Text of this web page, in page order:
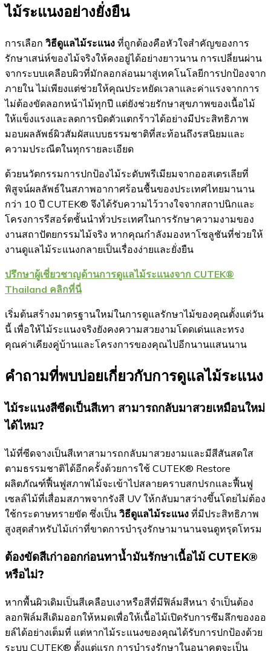
ไม้ระแนงอย่างยั่งยืน
การเลือก วิธีดูแลไม้ระแนง ที่ถูกต้องคือหัวใจสำคัญของการ
รักษาเสน่ห์ของไม้จริงให้คงอยู่ได้อย่างยาวนาน การเปลี่ยนผ่าน
จากระบบเคลือบผิวที่มักลอกล่อนมาสู่เทคโนโลยีการปกป้องจาก
ภายใน ไม่เพียงแต่ช่วยให้คุณประหยัดเวลาและค่าแรงจากการ
ไม่ต้องขัดลอกหน้าไม้ทุกปี แต่ยังช่วยรักษาสุขภาพของเนื้อไม้
ให้แข็งแรงและลดการบิดตัวแตกร้าวได้อย่างมีประสิทธิภาพ
มอบผลลัพธ์ผิวสัมผัสแบบธรรมชาติที่สะท้อนถึงรสนิยมและ
ความประณีตในทุกรายละเอียด
ด้วยนวัตกรรมการปกป้องไม้ระดับพรีเมียมจากออสเตรเลียที่
พิสูจน์ผลลัพธ์ในสภาพอากาศร้อนชื้นของประเทศไทยมานาน
กว่า 10 ปี CUTEK® จึงได้รับความไว้วางใจจากสถาปนิกและ
โครงการรีสอร์ตชั้นนำทั่วประเทศในการรักษาความงามของ
งานสถาปัตยกรรมไม้จริง หากคุณกำลังมองหาโซลูชันที่ช่วยให้
งานดูแลไม้ระแนงกลายเป็นเรื่องง่ายและยั่งยืน
ปรึกษาผู้เชี่ยวชาญด้านการดูแลไม้ระแนงจาก CUTEK®
Thailand คลิกที่นี่
เริ่มต้นสร้างมาตรฐานใหม่ในการดูแลรักษาไม้ของคุณตั้งแต่วัน
นี้ เพื่อให้ไม้ระแนงจริงยังคงความสวยงามโดดเด่นและทรง
คุณค่าเคียงคู่บ้านและโครงการของคุณไปอีกนานแสนนาน
คำถามที่พบบ่อยเกี่ยวกับการดูแลไม้ระแนง
ไม้ระแนงสีซีดเป็นสีเทา สามารถกลับมาสวยเหมือนใหม่
ได้ไหม?
ไม้ที่ซีดจางเป็นสีเทาสามารถกลับมาสวยงามและมีสีสันสดใส
ตามธรรมชาติได้อีกครั้งด้วยการใช้ CUTEK® Restore
ผลิตภัณฑ์ฟื้นฟูสภาพไม้จะเข้าไปสลายคราบสกปรกและฟื้นฟู
เซลล์ไม้ที่เสื่อมสภาพจากรังสี UV ให้กลับมาสว่างขึ้นโดยไม่ต้อง
ใช้กระดาษทรายขัด ซึ่งเป็น วิธีดูแลไม้ระแนง ที่มีประสิทธิภาพ
สูงสุดสำหรับไม้เก่าที่ขาดการบำรุงรักษามานานจนดูทรุดโทรม
ต้องขัดสีเก่าออกก่อนทาน้ำมันรักษาเนื้อไม้ CUTEK®
หรือไม่?
หากพื้นผิวเดิมเป็นสีเคลือบเงาหรือสีที่มีฟิล์มสีหนา จำเป็นต้อง
ลอกฟิล์มสีเดิมออกให้หมดเพื่อให้เนื้อไม้เปิดรับการซึมลึกของออ
ยล์ได้อย่างเต็มที่ แต่หากไม้ระแนงของคุณได้รับการปกป้องด้วย
ระบบ CUTEK® ตั้งแต่แรก การบำรุงรักษาในอนาคตจะเป็น